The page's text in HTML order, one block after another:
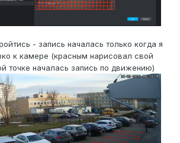
- запись началась только когда я
к камере (красным нарисовал свой
точке началась запись по движению)